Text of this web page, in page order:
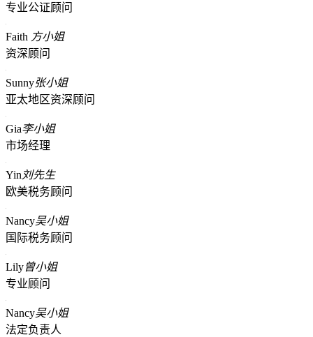
专业公证顾问
Faith 方小姐
资深顾问
Sunny张小姐
亚太地区资深顾问
Gia李小姐
市场经理
Yin 刘先生
欧美税务顾问
Nancy吴小姐
国际税务顾问
Lily曾小姐
专业顾问
Nancy吴小姐
法定负责人